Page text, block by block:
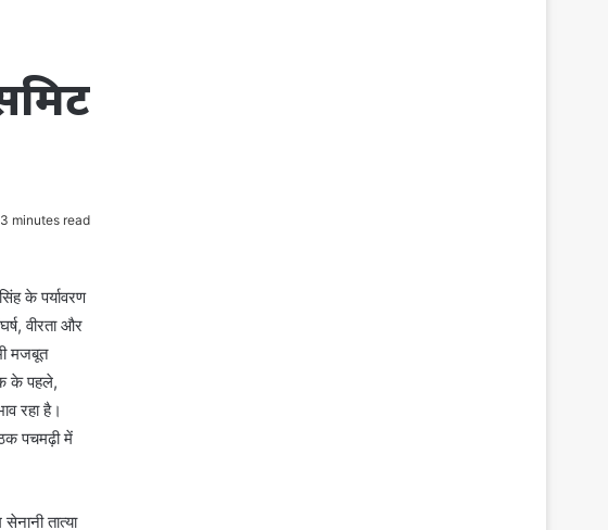
3 minutes read
के पर्यावरण
वीरता और
मजबूत
के पहले,
रहा है।
पचमढ़ी में
तात्या